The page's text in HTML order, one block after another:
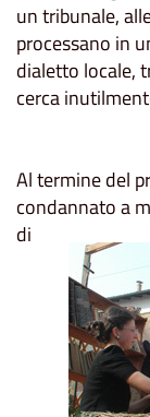
un tribunale,
processano in
dialetto locale,
cerca
Al termine del
condannato a
di